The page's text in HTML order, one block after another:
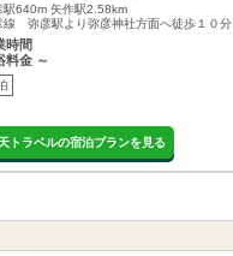
駅640m 矢作駅2.58km
線 弥彦駅より弥彦神社方面へ徒歩１０分
時間
料金 ～
トラベルの宿泊プランを見る